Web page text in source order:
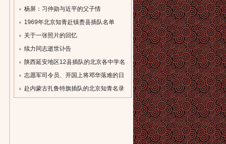
function='cn_substr(@me,80)'/]...
function='cn_substr(@me,80)'/]...
（一）
[field:description
function='cn_substr(@me,80)'/]...
杨屏：习仲勋与近平的父子情
[field:description
function='cn_substr(@me,80)'/]...
1969年北京知青赴镇赉县插队名单
[field:description
function='cn_substr(@me,80)'/]...
关于一张照片的回忆
[field:description
function='cn_substr(@me,80)'/]...
续力同志逝世讣告
[field:description
function='cn_substr(@me,80)'/]...
陕西延安地区12县插队的北京各中学名
录
[field:description
志愿军司令员、开国上将邓华落难的日
子
赴内蒙古扎鲁特旗插队的北京知青名录